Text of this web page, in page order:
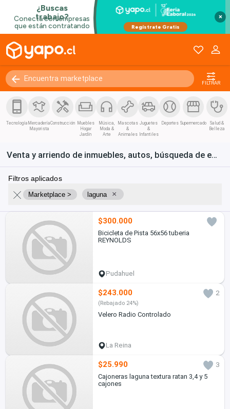
×
FILTRAR
Tecnología Mercadería
Mayorista
Construcción Muebles
Hogar
Jardín
Música,
Moda &
Arte
Mascotas
&
Animales
Juguetes
&
Infantiles
Deportes Supermercado
Salud &
Belleza
Venta y arriendo de inmuebles, autos, búsqueda de empleo y bienes de consumo en Chile
Filtros aplicados
Marketplace > laguna ×
$300.000
Bicicleta de Pista 56x56 tuberia
REYNOLDS
Pudahuel
$243.000 2
(Rebajado 24%)
Velero Radio Controlado
La Reina
$25.990
3
Cajoneras laguna textura ratan 3,4 y 5
cajones